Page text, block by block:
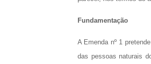
Fundamentação
A Emenda nº 1
das pessoas naturais